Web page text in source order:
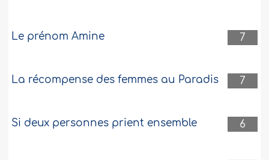
7
Le prénom Amine
7
La récompense des femmes au Paradis
6
Si deux personnes prient ensemble